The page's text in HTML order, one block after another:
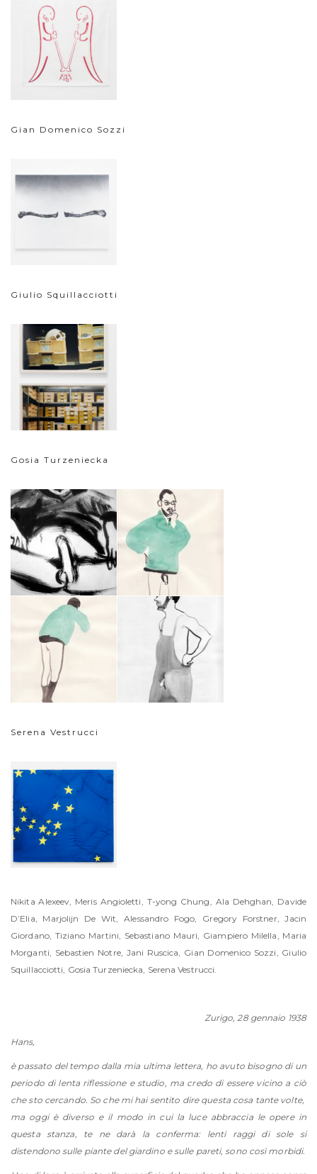
Gian Domenico Sozzi
Giulio Squillacciotti
Gosia Turzeniecka
Serena Vestrucci
Nikita Alexeev, Meris Angioletti, T-yong Chung, Ala Dehghan, Davide
D’Elia, Marjolijn De Wit, Alessandro Fogo, Gregory Forstner, Jacin
Giordano, Tiziano Martini, Sebastiano Mauri, Giampiero Milella, Maria
Morganti, Sebastien Notre, Jani Ruscica, Gian Domenico Sozzi, Giulio
Squillacciotti, Gosia Turzeniecka, Serena Vestrucci.
Zurigo, 28 gennaio 1938
Hans,
è passato del tempo dalla mia ultima lettera, ho avuto bisogno di un
periodo di lenta riflessione e studio, ma credo di essere vicino a ciò
che sto cercando. So che mi hai sentito dire questa cosa tante volte,
ma oggi è diverso e il modo in cui la luce abbraccia le opere in
questa stanza, te ne darà la conferma: lenti raggi di sole si
distendono sulle piante del giardino e sulle pareti, sono così morbidi.